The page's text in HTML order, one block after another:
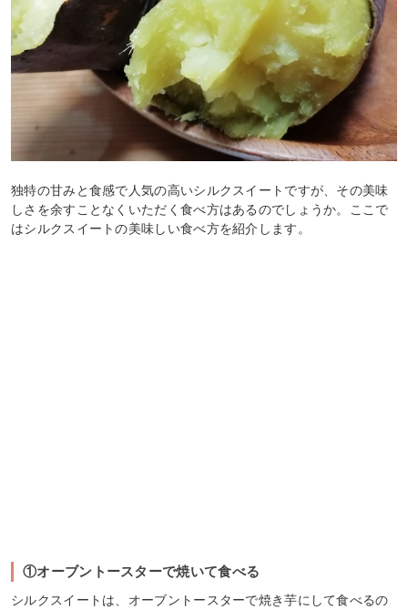
独特の甘みと食感で人気の高いシルクスイートですが、その美味
しさを余すことなくいただく食べ方はあるのでしょうか。ここで
はシルクスイートの美味しい食べ方を紹介します。
①オーブントースターで焼いて食べる
シルクスイートは、オーブントースターで焼き芋にして食べるの